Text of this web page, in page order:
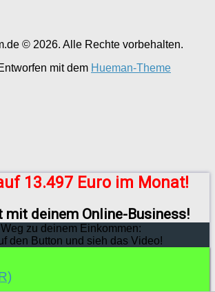
© 2026. Alle Rechte vorbehalten.
mit dem Hueman-Theme
13.497 Euro im Monat!
mit deinem Online-Business!
Weg zu deinem Einkommen:
den Button und sieh das Video!